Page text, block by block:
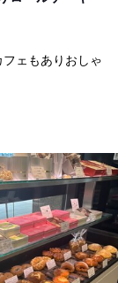
ェもありおしゃ